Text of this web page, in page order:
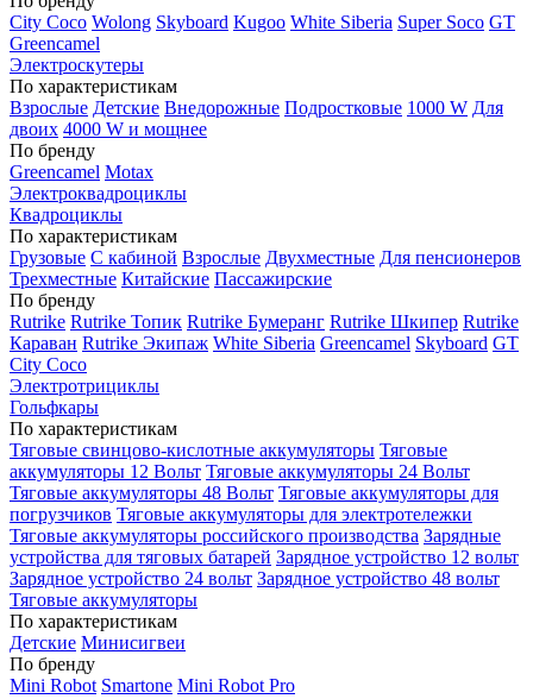
City Coco Wolong Skyboard Kugoo White Siberia Super Soco GT
Greencamel
Электроскутеры
По характеристикам
Взрослые Детские Внедорожные Подростковые 1000 W Для
двоих 4000 W и мощнее
По бренду
Greencamel Motax
Электроквадроциклы
Квадроциклы
По характеристикам
Грузовые С кабиной Взрослые Двухместные Для пенсионеров
Трехместные Китайские Пассажирские
По бренду
Rutrike Rutrike Топик Rutrike Бумеранг Rutrike Шкипер Rutrike
Караван Rutrike Экипаж White Siberia Greencamel Skyboard GT
City Coco
Электротрициклы
Гольфкары
По характеристикам
Тяговые свинцово-кислотные аккумуляторы Тяговые
аккумуляторы 12 Вольт Тяговые аккумуляторы 24 Вольт
Тяговые аккумуляторы 48 Вольт Тяговые аккумуляторы для
погрузчиков Тяговые аккумуляторы для электротележки
Тяговые аккумуляторы российского производства Зарядные
устройства для тяговых батарей Зарядное устройство 12 вольт
Зарядное устройство 24 вольт Зарядное устройство 48 вольт
Тяговые аккумуляторы
По характеристикам
Детские Минисигвеи
По бренду
Mini Robot Smartone Mini Robot Pro